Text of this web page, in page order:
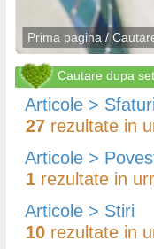
Prima pagina /
Cautare dupa
Articole > Sfaturi
27 rezultate in
Articole >
1 rezultate in
Articole > Stiri
10 rezultate in